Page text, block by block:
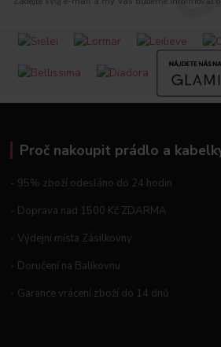
Proč nakoupit prádlo a
- 95% zboží odesláno do 24 hodin
- Doprava nad 1500 Kč ZDARMA
- Výdejní místa Zásilkovny
- Doručení na Balíkovnu
- Garance vrácení zboží do 14 dnů